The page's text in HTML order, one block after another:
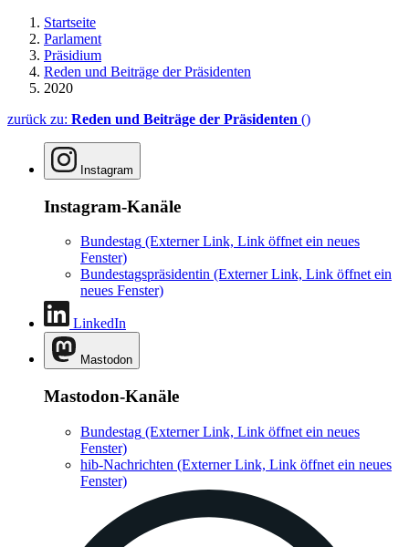
Startseite
Parlament
Präsidium
Reden und Beiträge der Präsidenten
2020
zurück zu: Reden und Beiträge der Präsidenten ()
Instagram
Instagram-Kanäle
Bundestag (Externer Link, Link öffnet ein neues
Fenster)
Bundestagspräsidentin (Externer Link, Link öffnet ein
neues Fenster)
LinkedIn
Mastodon
Mastodon-Kanäle
Bundestag (Externer Link, Link öffnet ein neues
Fenster)
hib-Nachrichten (Externer Link, Link öffnet ein neues
Fenster)